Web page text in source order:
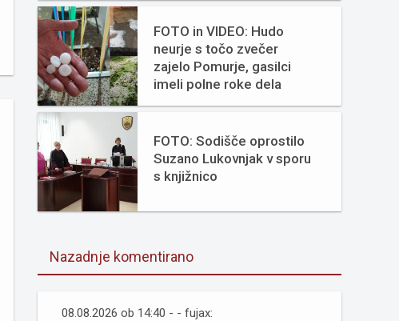
FOTO in VIDEO: Hudo
neurje s točo zvečer
zajelo Pomurje, gasilci
imeli polne roke dela
FOTO: Sodišče oprostilo
Suzano Lukovnjak v sporu
s knjižnico
Nazadnje komentirano
08.08.2026 ob 14:40 - - fujax: